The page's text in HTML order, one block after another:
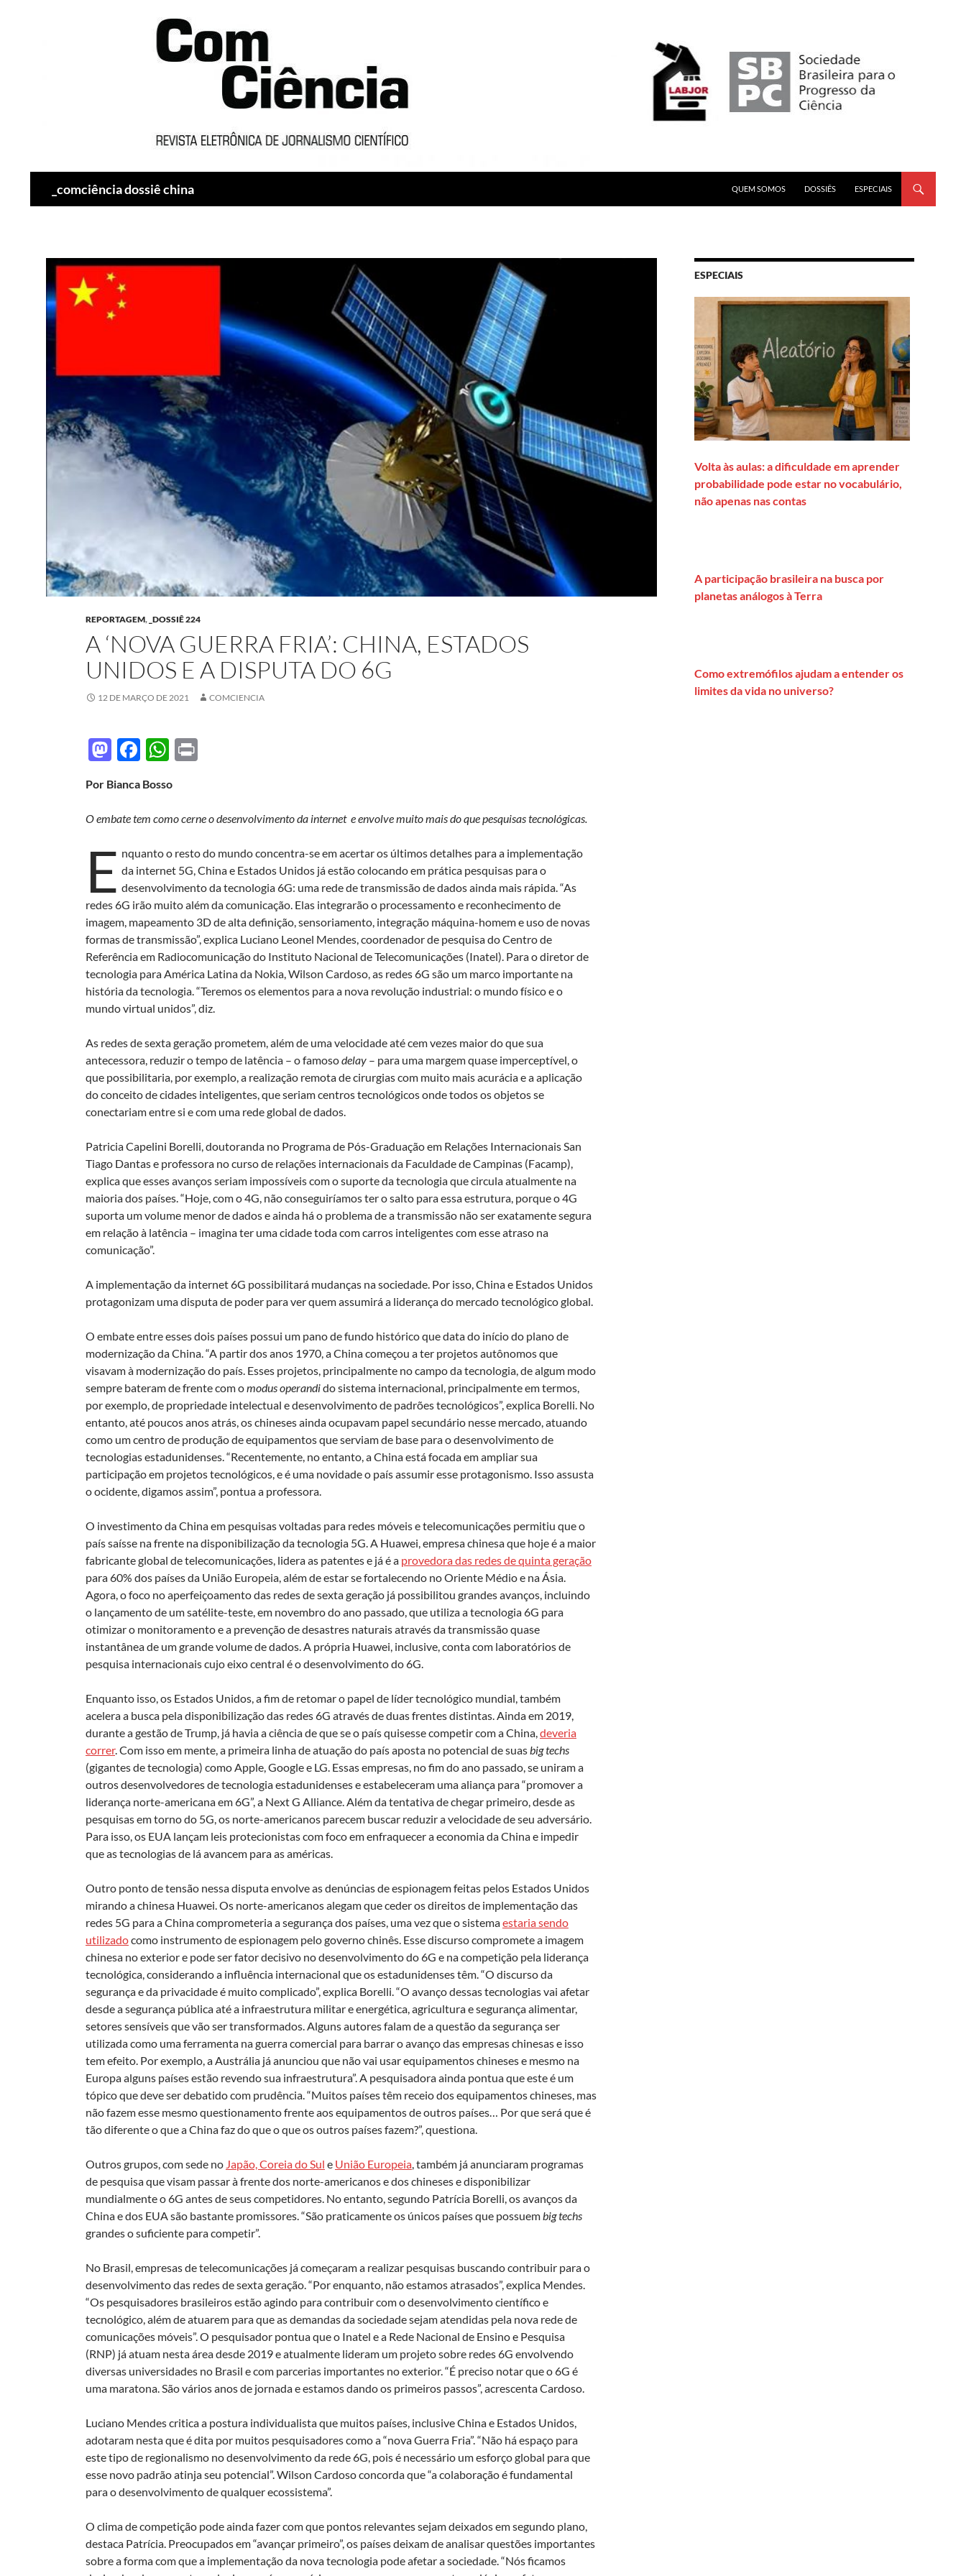
_comciência dossiê china
QUEM SOMOS
DOSSIÊS ESPECIAIS
REPORTAGEM, _DOSSIÊ 224
A ‘NOVA GUERRA FRIA’: CHINA, ESTADOS
UNIDOS E A DISPUTA DO 6G
12 DE MARÇO DE 2021 COMCIENCIA
M
to
d
n
F
e
b
o
k
W
at
s
p
p
Por Bianca Bosso
O embate tem como cerne o desenvolvimento da internet e envolve muito mais do que pesquisas tecnológicas.
E nquanto o resto do mundo concentra-se em acertar os últimos detalhes para a implementação
da internet 5G, China e Estados Unidos já estão colocando em prática pesquisas para o
desenvolvimento da tecnologia 6G: uma rede de transmissão de dados ainda mais rápida. “As
redes 6G irão muito além da comunicação. Elas integrarão o processamento e reconhecimento de
imagem, mapeamento 3D de alta definição, sensoriamento, integração máquina-homem e uso de novas
formas de transmissão”, explica Luciano Leonel Mendes, coordenador de pesquisa do Centro de
Referência em Radiocomunicação do Instituto Nacional de Telecomunicações (Inatel). Para o diretor de
tecnologia para América Latina da Nokia, Wilson Cardoso, as redes 6G são um marco importante na
história da tecnologia. “Teremos os elementos para a nova revolução industrial: o mundo físico e o
mundo virtual unidos”, diz.
As redes de sexta geração prometem, além de uma velocidade até cem vezes maior do que sua
antecessora, reduzir o tempo de latência – o famosodelay – para uma margem quase imperceptível, o
que possibilitaria, por exemplo, a realização remota de cirurgias com muito mais acurácia e a aplicação
do conceito de cidades inteligentes, que seriam centros tecnológicos onde todos os objetos se
conectariam entre si e com uma rede global de dados.
Patricia Capelini Borelli, doutoranda no Programa de Pós-Graduação em Relações Internacionais San
Tiago Dantas e professora no curso de relações internacionais da Faculdade de Campinas (Facamp),
explica que esses avanços seriam impossíveis com o suporte da tecnologia que circula atualmente na
maioria dos países. “Hoje, com o 4G, não conseguiríamos ter o salto para essa estrutura, porque o 4G
suporta um volume menor de dados e ainda há o problema de a transmissão não ser exatamente segura
em relação à latência – imagina ter uma cidade toda com carros inteligentes com esse atraso na
comunicação”.
A implementação da internet 6G possibilitará mudanças na sociedade. Por isso, China e Estados Unidos
protagonizam uma disputa de poder para ver quem assumirá a liderança do mercado tecnológico global.
O embate entre esses dois países possui um pano de fundo histórico que data do início do plano de
modernização da China. “A partir dos anos 1970, a China começou a ter projetos autônomos que
visavam à modernização do país. Esses projetos, principalmente no campo da tecnologia, de algum modo
sempre bateram de frente com omodusoperandido sistema internacional, principalmente em termos,
por exemplo, de propriedade intelectual e desenvolvimento de padrões tecnológicos”, explica Borelli. No
entanto, até poucos anos atrás, os chineses ainda ocupavam papel secundário nesse mercado, atuando
como um centro de produção de equipamentos que serviam de base para o desenvolvimento de
tecnologias estadunidenses. “Recentemente, no entanto, a China está focada em ampliar sua
participação em projetos tecnológicos, e é uma novidade o país assumir esse protagonismo. Isso assusta
o ocidente, digamos assim”, pontua a professora.
O investimento da China em pesquisas voltadas para redes móveis e telecomunicações permitiu que o
país saísse na frente na disponibilização da tecnologia 5G. A Huawei, empresa chinesa que hoje é a maior
fabricante global de telecomunicações, lidera as patentes e já é a provedora das redes de quinta geração
para 60% dos países da União Europeia, além de estar se fortalecendo no Oriente Médio e na Ásia.
Agora, o foco no aperfeiçoamento das redes de sexta geração já possibilitou grandes avanços, incluindo
o lançamento de um satélite-teste, em novembro do ano passado, que utiliza a tecnologia 6G para
otimizar o monitoramento e a prevenção de desastres naturais através da transmissão quase
instantânea de um grande volume de dados. A própria Huawei, inclusive, conta com laboratórios de
pesquisa internacionais cujo eixo central é o desenvolvimento do 6G.
Enquanto isso, os Estados Unidos, a fim de retomar o papel de líder tecnológico mundial, também
acelera a busca pela disponibilização das redes 6G através de duas frentes distintas. Ainda em 2019,
durante a gestão de Trump, já havia a ciência de que se o país quisesse competir com a China, deveria
correr. Com isso em mente, a primeira linha de atuação do país aposta no potencial de suas big techs
(gigantes de tecnologia) como Apple, Google e LG. Essas empresas, no fim do ano passado, se uniram a
outros desenvolvedores de tecnologia estadunidenses e estabeleceram uma aliança para “promover a
liderança norte-americana em 6G”, a Next G Alliance. Além da tentativa de chegar primeiro, desde as
pesquisas em torno do 5G, os norte-americanos parecem buscar reduzir a velocidade de seu adversário.
Para isso, os EUA lançam leis protecionistas com foco em enfraquecer a economia da China e impedir
que as tecnologias de lá avancem para as américas.
Outro ponto de tensão nessa disputa envolve as denúncias de espionagem feitas pelos Estados Unidos
mirando a chinesa Huawei. Os norte-americanos alegam que ceder os direitos de implementação das
redes 5G para a China comprometeria a segurança dos países, uma vez que o sistemaestaria sendo
utilizadocomo instrumento de espionagem pelo governo chinês. Esse discurso compromete a imagem
chinesa no exterior e pode ser fator decisivo no desenvolvimento do 6G e na competição pela liderança
tecnológica, considerando a influência internacional que os estadunidenses têm. “O discurso da
segurança e da privacidade é muito complicado”, explica Borelli. “O avanço dessas tecnologias vai afetar
desde a segurança pública até a infraestrutura militar e energética, agricultura e segurança alimentar,
setores sensíveis que vão ser transformados. Alguns autores falam de a questão da segurança ser
utilizada como uma ferramenta na guerra comercial para barrar o avanço das empresas chinesas e isso
tem efeito. Por exemplo, a Austrália já anunciou que não vai usar equipamentos chineses e mesmo na
Europa alguns países estão revendo sua infraestrutura”. A pesquisadora ainda pontua que este é um
tópico que deve ser debatido com prudência. “Muitos países têm receio dos equipamentos chineses, mas
não fazem esse mesmo questionamento frente aos equipamentos de outros países… Por que será que é
tão diferente o que a China faz do que o que os outros países fazem?”, questiona.
Outros grupos, com sede no Japão, Coreia do Sul e União Europeia , também já anunciaram programas
de pesquisa que visam passar à frente dos norte-americanos e dos chineses e disponibilizar
mundialmente o 6G antes de seus competidores. No entanto, segundo Patrícia Borelli, os avanços da
China e dos EUA são bastante promissores. “São praticamente os únicos países que possuem big techs
grandes o suficiente para competir”.
No Brasil, empresas de telecomunicações já começaram a realizar pesquisas buscando contribuir para o
desenvolvimento das redes de sexta geração. “Por enquanto, não estamos atrasados”, explica Mendes.
“Os pesquisadores brasileiros estão agindo para contribuir com o desenvolvimento científico e
tecnológico, além de atuarem para que as demandas da sociedade sejam atendidas pela nova rede de
comunicações móveis”. O pesquisador pontua que o Inatel e a Rede Nacional de Ensino e Pesquisa
(RNP) já atuam nesta área desde 2019 e atualmente lideram um projeto sobre redes 6G envolvendo
diversas universidades no Brasil e com parcerias importantes no exterior. “É preciso notar que o 6G é
uma maratona. São vários anos de jornada e estamos dando os primeiros passos”, acrescenta Cardoso.
Luciano Mendes critica a postura individualista que muitos países, inclusive China e Estados Unidos,
adotaram nesta que é dita por muitos pesquisadores como a “nova Guerra Fria”. “Não há espaço para
este tipo de regionalismo no desenvolvimento da rede 6G, pois é necessário um esforço global para que
esse novo padrão atinja seu potencial”. Wilson Cardoso concorda que “a colaboração é fundamental
para o desenvolvimento de qualquer ecossistema”.
O clima de competição pode ainda fazer com que pontos relevantes sejam deixados em segundo plano,
destaca Patrícia. Preocupados em “avançar primeiro”, os países deixam de analisar questões importantes
sobre a forma com que a implementação da nova tecnologia pode afetar a sociedade. “Nós ficamos
ESPECIAIS
Volta às aulas: a dificuldade em aprender
probabilidade pode estar no vocabulário,
não apenas nas contas
A participação brasileira na busca por
planetas análogos à Terra
Como extremófilos ajudam a entender os
limites da vida no universo?